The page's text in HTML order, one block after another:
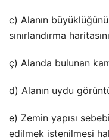
c) Alanın
sınırlandırma
ç) Alanda bulunan
d) Alanın uydu
e) Zemin yapısı
edilmek istenilmesi